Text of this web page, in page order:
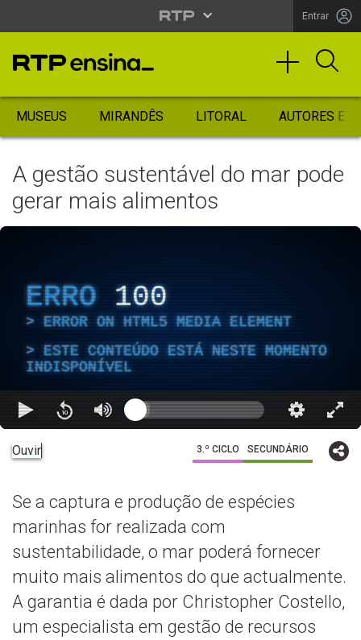
Entrar
MUSEUS MIRANDÊS LITORAL AUTORES
A gestão sustentável do mar pode
gerar mais alimentos
ERRO 100
ERROR ON HTML5 MEDIA ELEMENT
ESTE CONTEÚDO ESTÁ NESTE MOMENTO
INDISPONÍVEL
Ouvir 3.º CICLO SECUNDÁRIO
Se a captura e produção de espécies
marinhas for realizada com
sustentabilidade, o mar poderá fornecer
muito mais alimentos do que actualmente.
A garantia é dada por Christopher Costello,
um especialista em gestão de recursos